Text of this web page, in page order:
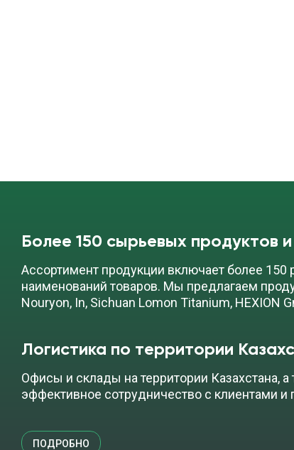
Более 150 сырьевых продуктов
Ассортимент продукции включает более
наименований товаров. Мы предлагаем
Nouryon, In, Sichuan Lomon Titanium, HEXION
Логистика по территории
Офисы и склады на территории Казахстана,
эффективное сотрудничество с клиентами и
ПОДРОБНО